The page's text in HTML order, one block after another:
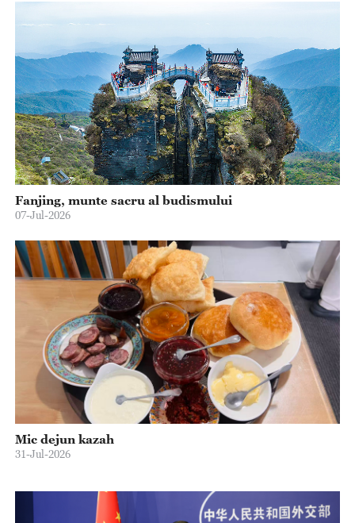
Fanjing, munte sacru al budismului
07-Jul-2026
Mic dejun kazah
31-Jul-2026